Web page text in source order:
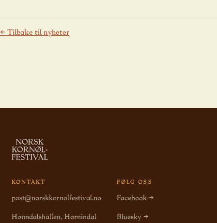
← Tilbake til nyheter
KONTAKT
post@norskkornolfestival.no
Honndalshallen, Hornindal
FØLG OSS
Facebook →
Bluesky →